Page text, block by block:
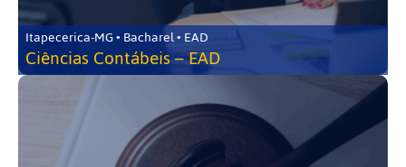
Itapecerica-MG • Bacharel • EAD
Ciências Contábeis – EAD